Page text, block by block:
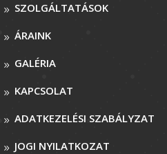
SZOLGÁLTATÁSOK
ÁRAINK
GALÉRIA
KAPCSOLAT
ADATKEZELÉSI SZABÁLYZAT
JOGI NYILATKOZAT